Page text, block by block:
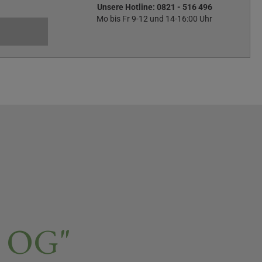
Unsere Hotline: 0821 - 516 496
Mo bis Fr 9-12 und 14-16:00 Uhr